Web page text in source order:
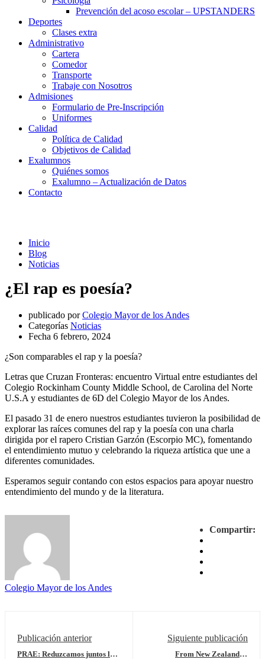
Prevención del acoso escolar – UPSTANDERS
Deportes
Clases extra
Administrativo
Cartera
Comedor
Transporte
Trabaje con Nosotros
Admisiones
Formulario de Pre-Inscripción
Uniformes
Calidad
Política de Calidad
Objetivos de Calidad
Exalumnos
Quiénes somos
Exalumno – Actualización de Datos
Contacto
Inicio
Blog
Noticias
¿El rap es poesía?
publicado por Colegio Mayor de los Andes
Categorías Noticias
Fecha 6 febrero, 2024
¿Son comparables el rap y la poesía?
Letras que Cruzan Fronteras: encuentro Virtual entre estudiantes del
Colegio Rockinham County Middle School, de Carolina del Norte
U.S.A y estudiantes de 6D del Colegio Mayor de los Andes.
El pasado 31 de enero nuestros estudiantes tuvieron la posibilidad de
explorar las raíces comunes del rap y la poesía con una charla
dirigida por el rapero Cristian Garzón (Escorpio MC), fomentando
el entendimiento mutuo y celebrando la riqueza artística que une a
diferentes comunidades.
Esperamos seguir contando con estos espacios para apoyar nuestro
entendimiento del mundo y de la literatura.
Compartir:
Colegio Mayor de los Andes
Publicación anterior
PRAE: Reduzcamos juntos las
Siguiente publicación
From New Zealand to